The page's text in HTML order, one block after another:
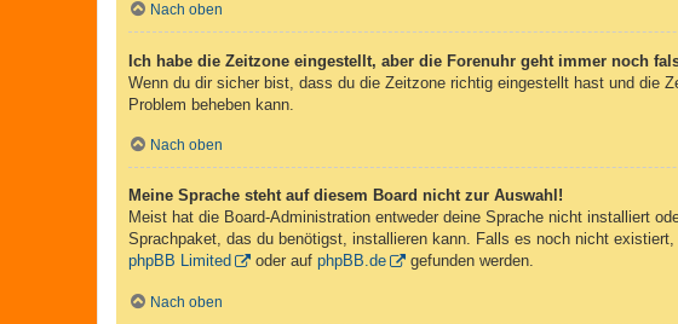
Nach oben
Ich habe die Zeitzone eingestellt, aber die Forenuhr geht immer noch
Wenn du dir sicher bist, dass du die Zeitzone richtig eingestellt hast und die
Problem beheben kann.
Nach oben
Meine Sprache steht auf diesem Board nicht zur Auswahl!
Meist hat die Board-Administration entweder deine Sprache nicht installiert
Sprachpaket, das du benötigst, installieren kann. Falls es noch nicht
phpBB Limited
oder auf phpBB.de gefunden werden.
Nach oben